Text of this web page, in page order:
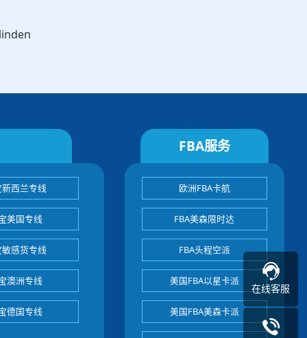
西兰专线
美国专线
感货专线
澳洲专线
德国专线
FBA服务
欧洲FBA卡航
FBA美森限时达
FBA头程空派
美国FBA以星卡派
美国FBA美森卡派
在线客服